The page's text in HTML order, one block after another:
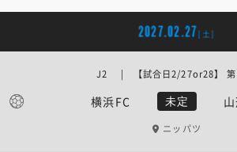
2027.02.27[土]
横浜FC 未定
J2 | 【試合日2/27or28】 第
ニッパツ